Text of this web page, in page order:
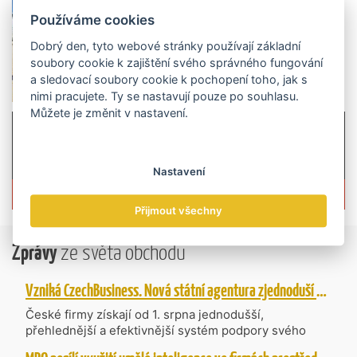
Více informací o časopisu »
Zprávyze světa obchodu
Vzniká CzechBusiness. Nová státní agentura zjednoduší podporu českých firem
České firmy získají od 1. srpna jednodušší,
přehlednější a efektivnější systém podpory svého
Používáme cookies
Dobrý den, tyto webové stránky používají základní
soubory cookie k zajištění svého správného fungování
a sledovací soubory cookie k pochopení toho, jak s
nimi pracujete. Ty se nastavují pouze po souhlasu.
Můžete je změnit v nastavení.
Nastavení
Přijmout všechny